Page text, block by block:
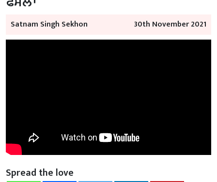
Satnam Singh Sekhon 30th November 2021
Spread the love